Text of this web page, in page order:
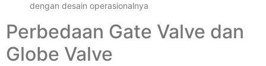
dengan desain operasionalnya
Perbedaan Gate Valve dan
Globe Valve